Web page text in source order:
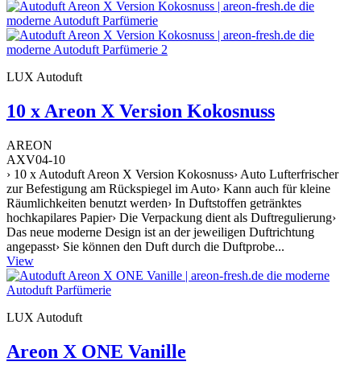
LUX Autoduft
10 x Areon X Version Kokosnuss
AREON
AXV04-10
› 10 x Autoduft Areon X Version Kokosnuss› Auto Lufterfrischer
zur Befestigung am Rückspiegel im Auto› Kann auch für kleine
Räumlichkeiten benutzt werden› In Duftstoffen getränktes
hochkapilares Papier› Die Verpackung dient als Duftregulierung›
Das neue moderne Design ist an der jeweiligen Duftrichtung
angepasst› Sie können den Duft durch die Duftprobe...
View
LUX Autoduft
Areon X ONE Vanille